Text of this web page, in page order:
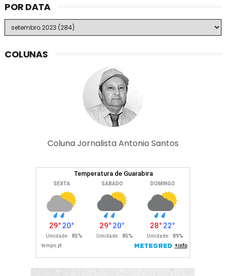
POR DATA
COLUNAS
Coluna Jornalista Antonio Santos